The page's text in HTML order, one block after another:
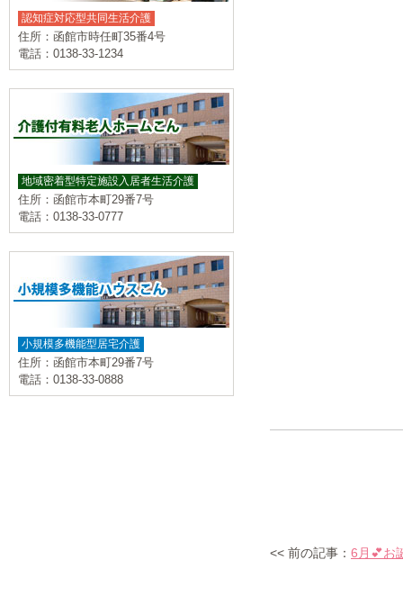
<< 前の記事： 6月💕お
認知症対応型共同生活介護
住所：函館市時任町35番4号
電話：0138-33-1234
地域密着型特定施設入居者生活介護
住所：函館市本町29番7号
電話：0138-33-0777
小規模多機能型居宅介護
住所：函館市本町29番7号
電話：0138-33-0888